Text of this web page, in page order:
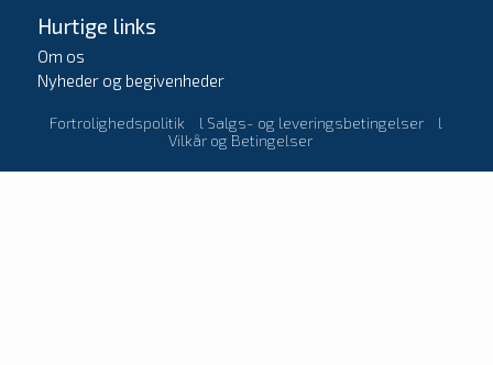
Hurtige links
Om os
Nyheder og begivenheder
Fortrolighedspolitik l Salgs- og leveringsbetingelser
l
Vilkår og Betingelser